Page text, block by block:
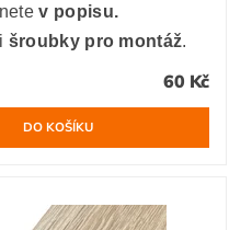
v popisu.
šroubky pro montáž.
60 Kč